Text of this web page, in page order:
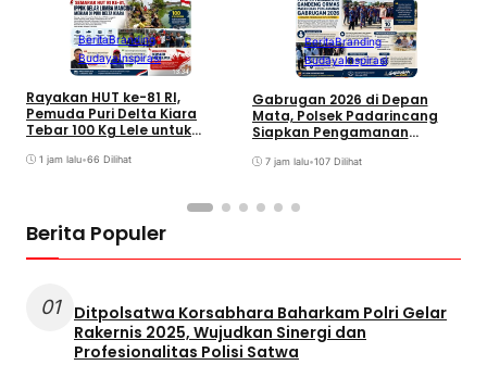
BeritaBranding
BudayaInspirasi
Rayakan HUT ke-81 RI,
Pemuda Puri Delta Kiara
Tebar 100 Kg Lele untuk
1 jam lalu•66 Dilihat
BeritaBranding
BudayaInspirasi
Gabrugan 2026 di Depan
Mata, Polsek Padarincang
Siapkan Pengamanan
7 jam lalu•107 Dilihat
Berita Populer
01
Ditpolsatwa Korsabhara Baharkam Polri Gelar
Rakernis 2025, Wujudkan Sinergi dan
Profesionalitas Polisi Satwa